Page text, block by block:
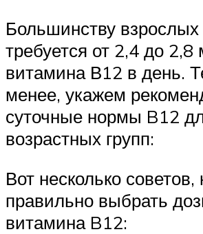
Большинству
требуется от 2,4 до 2,8
витамина В12 в день.
менее, укажем
суточные нормы B12
возрастных групп:
Вот несколько советов,
правильно выбрать
витамина B12: